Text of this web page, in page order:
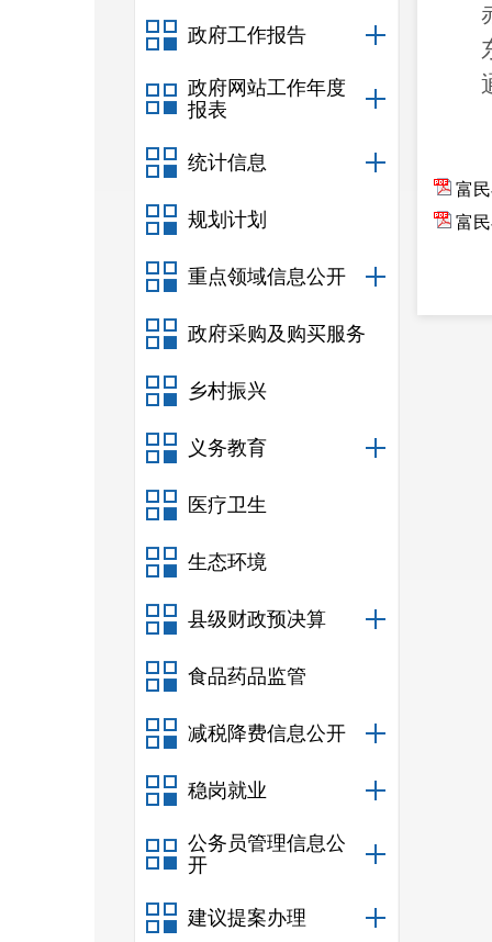
政府工作报告
政府网站工作年度
报表
统计信息
规划计划
重点领域信息公开
政府采购及购买服务
乡村振兴
义务教育
医疗卫生
生态环境
县级财政预决算
食品药品监管
减税降费信息公开
稳岗就业
公务员管理信息公
开
建议提案办理
富
富